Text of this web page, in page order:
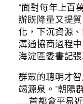
“面對每年上百
辦既降量又提
化，下沉資源
溝通協商過程
海淀區委書記張
群眾的聰明才
竭源泉。“朝陽
……首都會平易